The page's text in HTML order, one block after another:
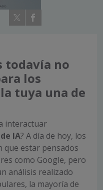
todavía no
los
tuya una de
interactuar
IA? A día de hoy, los
estar pensados
como Google, pero
análisis realizado
la mayoría de